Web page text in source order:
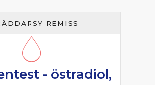
REMISS
- östradiol,